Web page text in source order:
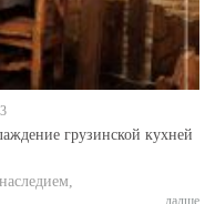
грузинской кухней